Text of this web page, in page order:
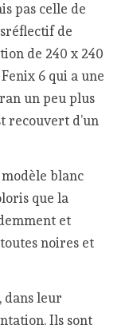
pas celle de
de
de 240 x 240
6 qui a une
un peu plus
recouvert d’un
modèle blanc
que la
et
noires et
dans leur
Ils sont